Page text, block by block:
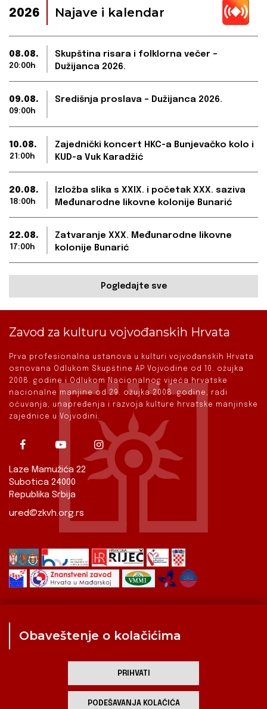
2026 Najave i kalendar
08.08.
20:00h
Skupština risara i folklorna večer –
Dužijanca 2026.
09.08.
09:00h
Središnja proslava – Dužijanca 2026.
10.08.
21:00h
Zajednički koncert HKC-a Bunjevačko kolo i
KUD-a Vuk Karadžić
20.08.
18:00h
Izložba slika s XXIX. i početak XXX. saziva
Međunarodne likovne kolonije Bunarić
22.08.
17:00h
Zatvaranje XXX. Međunarodne likovne
kolonije Bunarić
Pogledajte sve
Zavod za kulturu vojvođanskih Hrvata
Prva profesionalna ustanova u kulturi vojvođanskih Hrvata
osnovana Odlukom Skupštine AP Vojvodine od 10. ožujka
2008. godine i Odlukom Nacionalnog vijeća hrvatske
nacionalne manjine od 29. ožujka 2008. godine, radi
očuvanja, unapređenja i razvoja kulture hrvatske manjinske
zajednice u Vojvodini.
Laze Mamužića 22
Subotica 24000
Republika Srbija
ured@zkvh.org.rs
Kulturna scena
Zavod za kulturu vojvođanskih Hrvata
Obaveštenje o kolačićima
PRIHVATI
PODEŠAVANJA KOLAČIĆA